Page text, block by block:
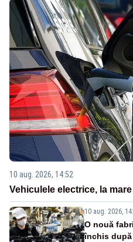
10 aug. 2026, 14:52
Vehiculele electrice, la
10 aug. 2026,
O nouă
închis după